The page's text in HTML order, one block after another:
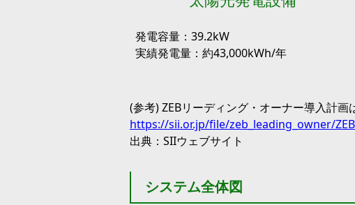
発電容量：39.2kW
実績発電量：約43,000kWh/年
(参考) ZEBリーディング・オーナー導入計画
https://sii.or.jp/file/zeb_leading_owner/
出典：SIIウェブサイト
システム全体図